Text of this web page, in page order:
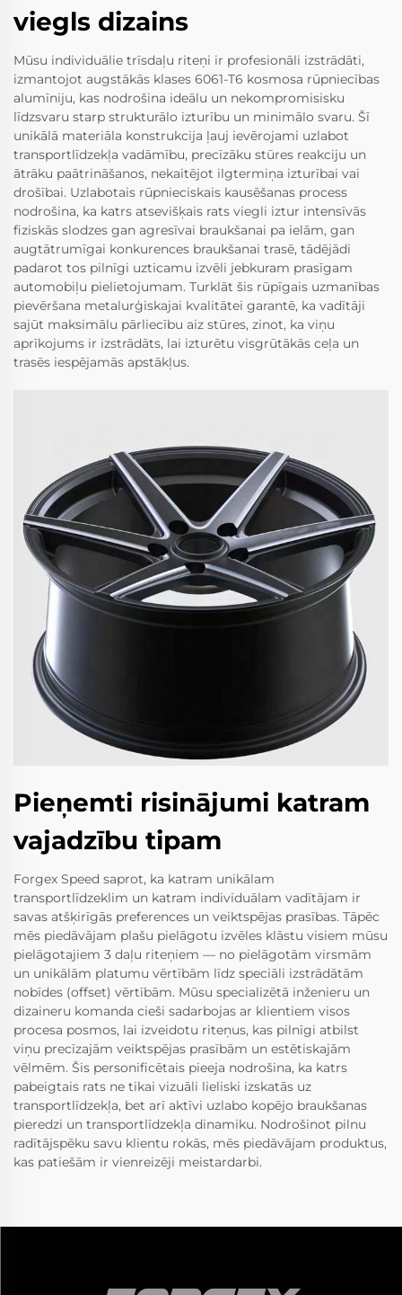
viegls dizains
Mūsu individuālie trīsdaļu riteņi ir profesionāli izstrādāti,
izmantojot augstākās klases 6061-T6 kosmosa rūpniecības
alumīniju, kas nodrošina ideālu un nekompromisisku
līdzsvaru starp strukturālo izturību un minimālo svaru. Šī
unikālā materiāla konstrukcija ļauj ievērojami uzlabot
transportlīdzekļa vadāmību, precīzāku stūres reakciju un
ātrāku paātrināšanos, nekaitējot ilgtermiņa izturībai vai
drošībai. Uzlabotais rūpnieciskais kausēšanas process
nodrošina, ka katrs atsevišķais rats viegli iztur intensīvās
fiziskās slodzes gan agresīvai braukšanai pa ielām, gan
augtātrumīgai konkurences braukšanai trasē, tādējādi
padarot tos pilnīgi uzticamu izvēli jebkuram prasīgam
automobiļu pielietojumam. Turklāt šis rūpīgais uzmanības
pievēršana metalurģiskajai kvalitātei garantē, ka vadītāji
sajūt maksimālu pārliecību aiz stūres, zinot, ka viņu
aprīkojums ir izstrādāts, lai izturētu visgrūtākās ceļa un
trasēs iespējamās apstākļus.
Pieņemti risinājumi katram
vajadzību tipam
Forgex Speed saprot, ka katram unikālam
transportlīdzeklim un katram individuālam vadītājam ir
savas atšķirīgās preferences un veiktspējas prasības. Tāpēc
mēs piedāvājam plašu pielāgotu izvēles klāstu visiem mūsu
pielāgotajiem 3 daļu riteņiem — no pielāgotām virsmām
un unikālām platumu vērtībām līdz speciāli izstrādātām
nobīdes (offset) vērtībām. Mūsu specializētā inženieru un
dizaineru komanda cieši sadarbojas ar klientiem visos
procesa posmos, lai izveidotu riteņus, kas pilnīgi atbilst
viņu precīzajām veiktspējas prasībām un estētiskajām
vēlmēm. Šis personificētais pieeja nodrošina, ka katrs
pabeigtais rats ne tikai vizuāli lieliski izskatās uz
transportlīdzekļa, bet arī aktīvi uzlabo kopējo braukšanas
pieredzi un transportlīdzekļa dinamiku. Nodrošinot pilnu
radītājspēku savu klientu rokās, mēs piedāvājam produktus,
kas patiešām ir vienreizēji meistardarbi.